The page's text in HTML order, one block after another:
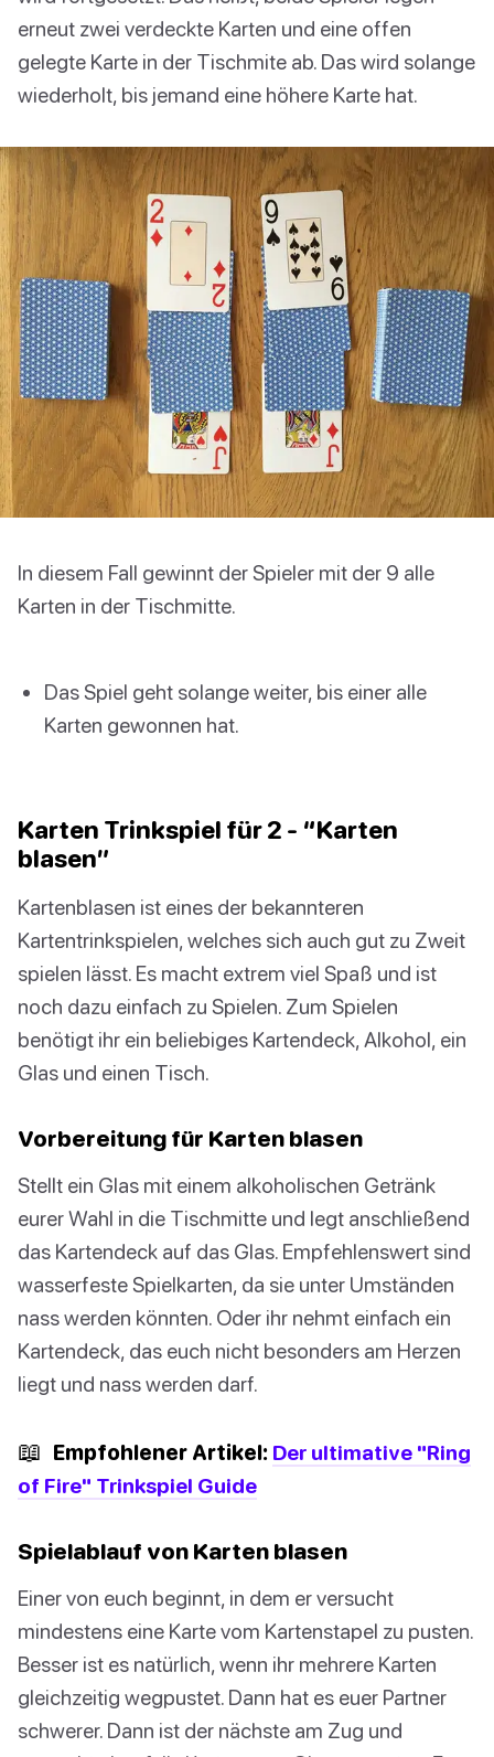
erneut zwei verdeckte Karten und eine offen
gelegte Karte in der Tischmite ab. Das wird solange
wiederholt, bis jemand eine höhere Karte hat.
In diesem Fall gewinnt der Spieler mit der 9 alle
Karten in der Tischmitte.
Das Spiel geht solange weiter, bis einer alle
Karten gewonnen hat.
Karten Trinkspiel für 2 - “Karten
blasen”
Kartenblasen ist eines der bekannteren
Kartentrinkspielen, welches sich auch gut zu Zweit
spielen lässt. Es macht extrem viel Spaß und ist
noch dazu einfach zu Spielen. Zum Spielen
benötigt ihr ein beliebiges Kartendeck, Alkohol, ein
Glas und einen Tisch.
Vorbereitung für Karten blasen
Stellt ein Glas mit einem alkoholischen Getränk
eurer Wahl in die Tischmitte und legt anschließend
das Kartendeck auf das Glas. Empfehlenswert sind
wasserfeste Spielkarten, da sie unter Umständen
nass werden könnten. Oder ihr nehmt einfach ein
Kartendeck, das euch nicht besonders am Herzen
liegt und nass werden darf.
📖 Empfohlener Artikel: Der ultimative "Ring
of Fire" Trinkspiel Guide
Spielablauf von Karten blasen
Einer von euch beginnt, in dem er versucht
mindestens eine Karte vom Kartenstapel zu pusten.
Besser ist es natürlich, wenn ihr mehrere Karten
gleichzeitig wegpustet. Dann hat es euer Partner
schwerer. Dann ist der nächste am Zug und